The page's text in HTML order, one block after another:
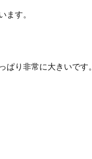
ます。
り非常に大きいです。